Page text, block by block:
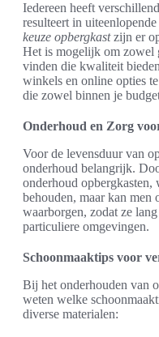
Iedereen heeft
resulteert in uiteenlopende
keuze opbergkastzijn er
Het is mogelijk om zowel
vinden die kwaliteit
winkels en online opties
die zowel binnen je
Onderhoud en Zorg
Voor de levensduur van
onderhoud belangrijk.
onderhoud opbergkasten,
behouden, maar kan men
waarborgen, zodat ze
particuliere omgevingen.
Schoonmaaktips voor
Bij het onderhouden van
weten welke
diverse materialen: